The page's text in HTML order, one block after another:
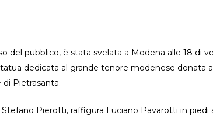
del pubblico, è stata svelata a Modena alle 18 di
dedicata al grande tenore modenese donata
Pietrasanta.
Stefano Pierotti, raffigura Luciano Pavarotti in